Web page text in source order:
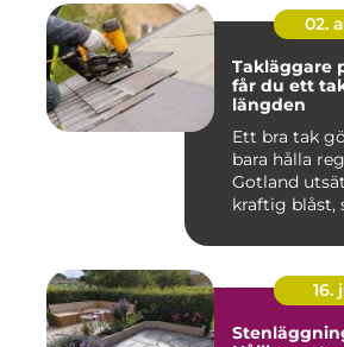
02.
Takläggare
får du ett
längden
Ett bra tak
bara hålla
Gotland
kraftig blåst,
16.